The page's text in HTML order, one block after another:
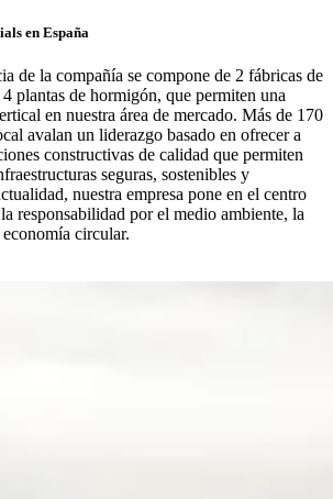
en España
de la compañía se compone de 2 fábricas de
plantas de hormigón, que permiten una
en nuestra área de mercado. Más de 170
avalan un liderazgo basado en ofrecer a
constructivas de calidad que permiten
seguras, sostenibles y
nuestra empresa pone en el centro
responsabilidad por el medio ambiente, la
circular.